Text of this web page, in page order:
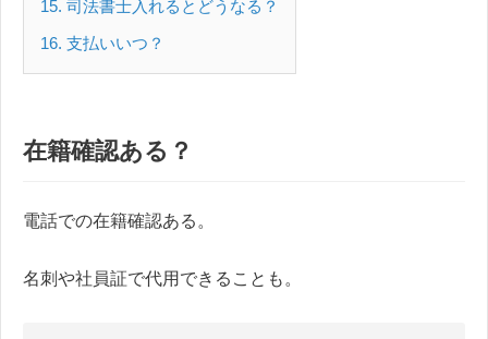
15 司法書士入れるとどうなる？
16 支払いいつ？
在籍確認ある？
電話での在籍確認ある。
名刺や社員証で代用できることも。